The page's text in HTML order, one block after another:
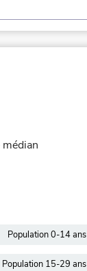
médian
Population 0-14 ans
Population 15-29 ans